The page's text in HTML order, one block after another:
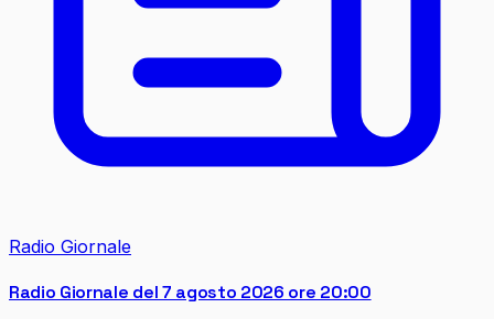
Radio Giornale
Radio Giornale del 7 agosto 2026 ore 20:00